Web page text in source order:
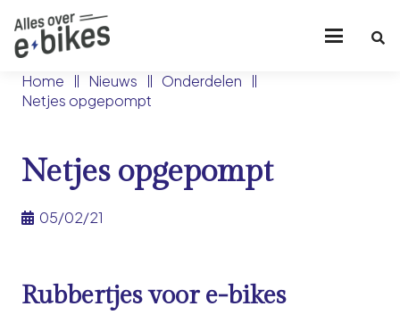
Home Nieuws
Onderdelen
Netjes opgepompt
Netjes opgepompt
05/02/21
Rubbertjes voor e-bikes